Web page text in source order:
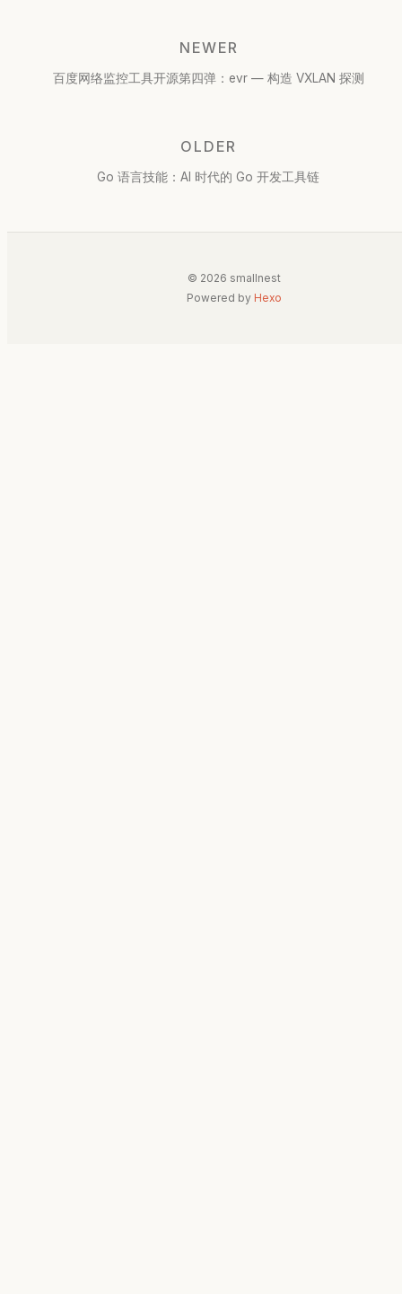
NEWER
百度网络监控工具开源第四弹：evr — 构造 VXLAN 探测
OLDER
Go 语言技能：AI 时代的 Go 开发工具链
© 2026 smallnest
Powered by Hexo